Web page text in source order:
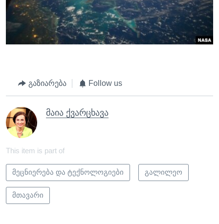
გაზიარება Follow us
მაია ქვარცხავა
This item is part of
მეცნიერება და ტექნოლოგიები გალილეო
მთავარი